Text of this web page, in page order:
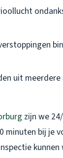
uit
zijn we
minuten bij je
kunnen